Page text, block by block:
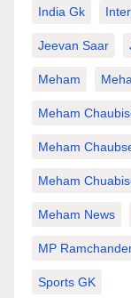
India Gk
Jeevan Saar
Meham
Meham
Meham
Meham
Meham News
MP
Sports GK